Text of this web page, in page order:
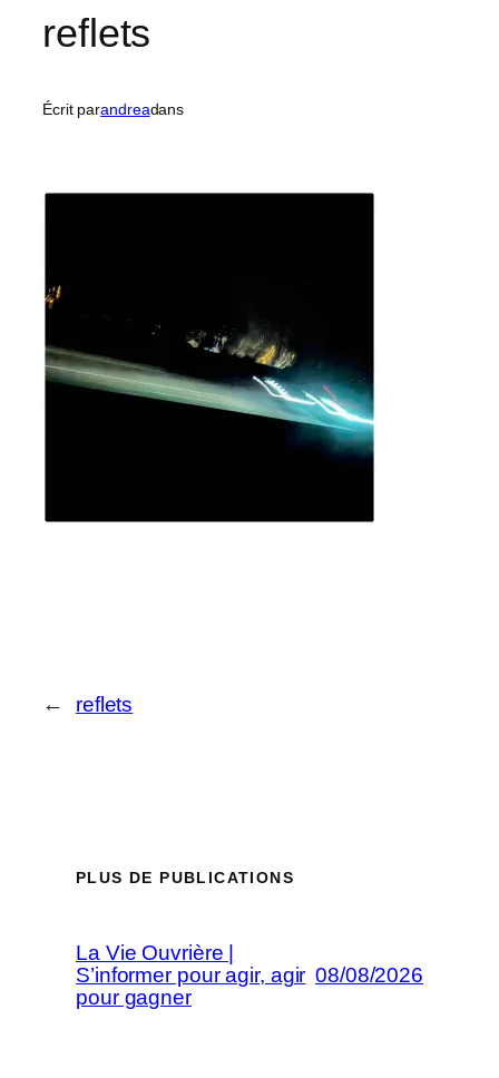
reflets
Écrit parandreadans
← reflets
PLUS DE PUBLICATIONS
La Vie Ouvrière |
S’informer pour agir, agir
pour gagner
08/08/2026